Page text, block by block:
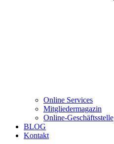
Online Services
Mitgliedermagazin
Online-Geschäftsstelle
BLOG
Kontakt